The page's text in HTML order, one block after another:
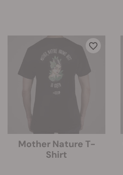
Mother Nature T-
Shirt